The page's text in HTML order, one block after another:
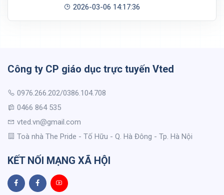
2026-03-06 14:17:36
Công ty CP giáo dục trực tuyến Vted
0976.266.202/0386.104.708
0466 864 535
vted.vn@gmail.com
Toà nhà The Pride - Tố Hữu - Q. Hà Đông - Tp. Hà Nội
KẾT NỐI MẠNG XÃ HỘI